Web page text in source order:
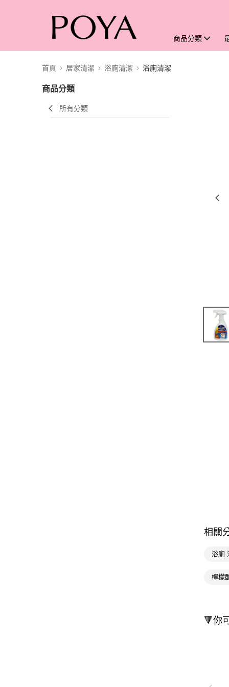
商品分類
首頁 居家清潔 浴廁清潔 浴廁清潔
商品分類
所有分類
相關
浴廁
檸檬
🔻你